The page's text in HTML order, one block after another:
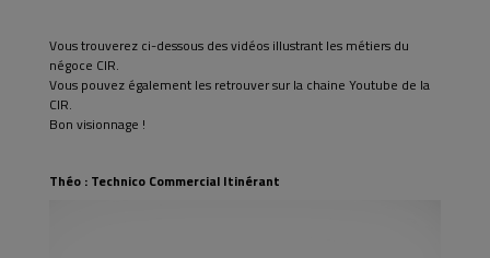
Vous trouverez ci-dessous des vidéos illustrant les métiers du
négoce CIR.
Vous pouvez également les retrouver sur la chaine Youtube de la
CIR.
Bon visionnage !
Théo : Technico Commercial Itinérant